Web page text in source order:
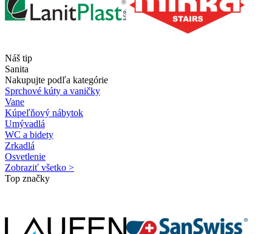
Náš tip
Sanita
Nakupujte podľa kategórie
Sprchové kúty a vaničky
Vane
Kúpeľňový nábytok
Umývadlá
WC a bidety
Zrkadlá
Osvetlenie
Zobraziť všetko >
Top značky